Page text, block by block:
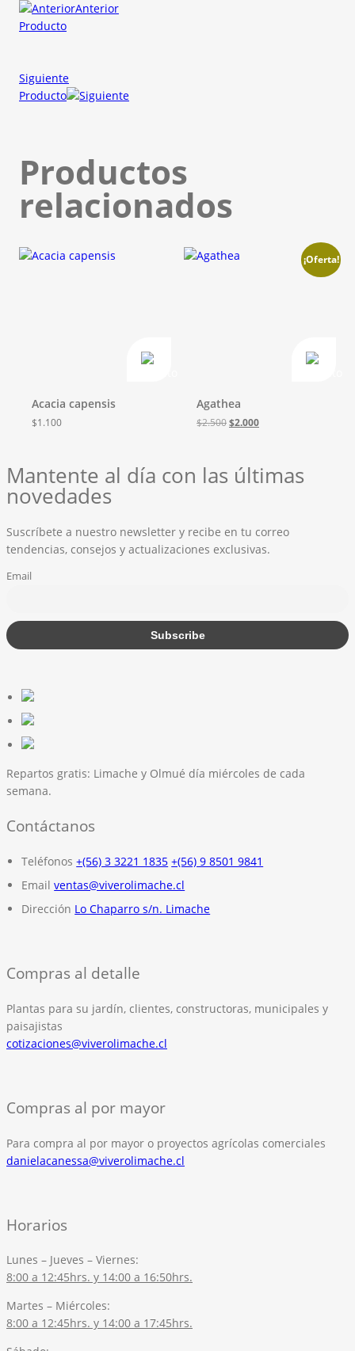
Anterior
Producto
Siguiente
Producto
Productos
relacionados
Acacia capensis
$1.100
¡Oferta!
Agathea
$2.500El
era:
$2.500.
$2.000El
es:
$2.000.
Mantente al día con las últimas
novedades
Suscríbete a nuestro newsletter y recibe en tu correo
tendencias, consejos y actualizaciones exclusivas.
Email
Repartos gratis: Limache y Olmué día miércoles de cada
semana.
Contáctanos
Teléfonos +(56) 3 3221 1835 +(56) 9 8501 9841
Email ventas@viverolimache.cl
Dirección Lo Chaparro s/n. Limache
Compras al detalle
Plantas para su jardín, clientes, constructoras, municipales y
paisajistas
cotizaciones@viverolimache.cl
Compras al por mayor
Para compra al por mayor o proyectos agrícolas comerciales
danielacanessa@viverolimache.cl
Horarios
Lunes – Jueves – Viernes:
8:00 a 12:45hrs. y 14:00 a 16:50hrs.
Martes – Miércoles:
8:00 a 12:45hrs. y 14:00 a 17:45hrs.